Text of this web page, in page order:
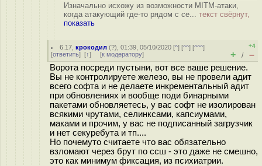
Изначально исхожу из возможности MITM-атаки,
когда атакующий где-то рядом с се... текст свёрнут,
показать
6.17 ,крокодил (?), 01:39, 05/10/2020 [^] [^^] [^^^]
[ответить] [↑] [к модератору]
+4
+ / –
Ворота посреди пустыни, вот все ваше решение.
Вы не контролируете железо, вы не провели адит
всего софта и не делаете инкрементальный адит
при обновлениях и вообще поди бинарными
пакетами обновляетесь, у вас софт не изолирован
всякими чрутами, селинксами, капсиумами,
маками и прочим, у вас не подписанный загрузчик
и нет секуребута и тп....
Но почемуто считаете что вас обязательно
взломают через брут по ссш - это даже не смешно,
это как минимум фиксация, из психиатрии.